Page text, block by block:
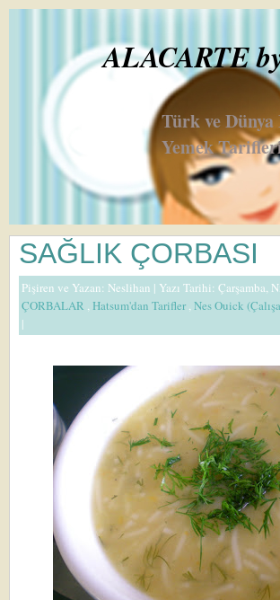
ALACARTE
Türk ve
Yemek
SAĞLIK ÇORBASI
Pişiren ve Yazan: Neslihan | Yazı Tarihi: Çarşamba,
ÇORBALAR ,Hatsum'dan Tarifler,Nes Ouick
|